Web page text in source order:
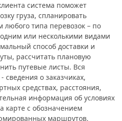
система поможет
груза, спланировать
любого типа перевозок – по
или несколькими видами
способ доставки и
рассчитать плановую
путевые листы. Вся
о заказчиках,
средствах, расстояния,
информация об условиях
карте с обозначением
маршрутов.